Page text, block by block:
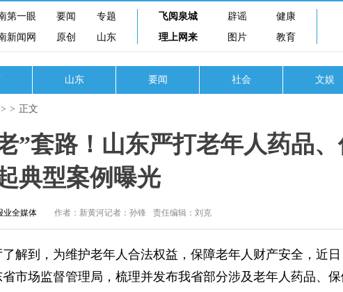
第一眼 要闻
专题
新闻网 原创 山东
飞阅泉城 辟谣
健康
理上网来
图片 教育
山东 要闻 社会 文娱
> > 正文
”套路！山东严打老年人药品
典型案例曝光
业全媒体 作者：新黄河记者：孙锋 责任编辑：刘克
到，为维护老年人合法权益，保障老年人财产安全，近日
市场监督管理局，梳理并发布我省部分涉及老年人药品、